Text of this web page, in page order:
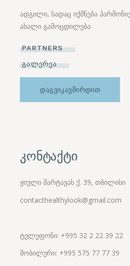
ადგილი, სადაც იქმნება
ახალი გამოცდილება
PARTNERS
ᲒᲐᲚᲔᲠᲔᲐ
ᲓᲐᲒᲕᲘᲙᲐᲕᲨᲘᲠᲓᲘᲗ
კონტაქტი
ჟიული შარტავას ქ. 39, თბილისი
contacthealthylook@gmail.com
ტელეფონი: +995 32 2 22 39 22
მობილური: +995 575 77 77 39